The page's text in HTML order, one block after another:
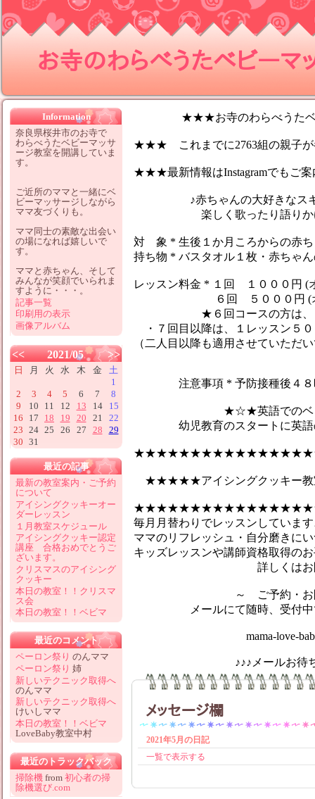
お寺のわらべうたベビーマッ
★★★お寺のわらべうたベ
★★★ これまでに2763組の親子が
★★★最新情報はInstagramでもご案
♪赤ちゃんの大好きなスキン
楽しく歌ったり語りかけな
対 象 * 生後１か月ころからの赤ち
持ち物 * バスタオル１枚・赤ちゃ
レッスン料金 * １回 １０００円 (
６回 ５０００円 (オイ
★６回コースの方は、１レ
・７回目以降は、１レッスン５
（二人目以降も適用させていただ
注意事項 * 予防接種後４８時
★☆★英語でのベビーマ
幼児教育のスタートに英語の
★★★★★アイシングクッキー
毎月月替わりでレッスンしていま
ママのリフレッシュ・自分磨きに
キッズレッスンや講師資格取得の
詳しくはお問合せ
～ ご予約・お問い
メールにて随時、受付中で
mama-love-
♪♪♪メールお待ちして
メッセージ欄
2021年5月の日記
一覧で表示する
Information
奈良県桜井市のお寺で
わらべうたベビーマッサ
ージ教室を開講していま
す。
ご近所のママと一緒にベ
ビーマッサージしながら
ママ友づくりも。
ママ同士の素敵な出会い
の場になれば嬉しいで
す。
ママと赤ちゃん、そして
みんなが笑顔でいられま
すように・・・。
記事一覧
印刷用の表示
画像アルバム
<< 2021/05 >>
日 月 火 水 木 金
土
1
2
3 4 5 6 7
8
9
10 11 12 13 14
15
16
17 18 19 20 21
22
23 24 25 26 27 28
29
30 31
最近の記事
最新の教室案内・ご予約
について
アイシングクッキーオー
ダーレッスン
１月教室スケジュール
アイシングクッキー認定
講座 合格おめでとうご
ざいます。
クリスマスのアイシング
クッキー
本日の教室！！クリスマ
ス会
本日の教室！！ベビマ
最近のコメント
ペーロン祭り のんママ
ペーロン祭り 姉
新しいテクニック取得へ
のんママ
新しいテクニック取得へ
けいしママ
本日の教室！！ベビマ
LoveBaby教室中村
最近のトラックバック
掃除機 from 初心者の掃
除機選び.com